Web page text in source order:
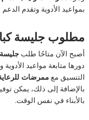
بمواعيد الأدوية وتقدم
مطلوب جليسة
أصبح الآن متاحًا طلب
دورها متابعة مواعيد
التنسيق معممرضات للرعاية
بالإضافة إلى ذلك، يمكن
بالأبناء في نفس الوقت.